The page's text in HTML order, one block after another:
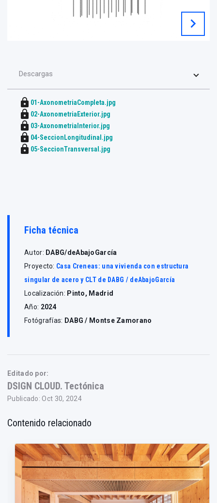
chevron_right
Descargas
lock 01-AxonometriaCompleta.jpg
lock 02-AxonometriaExterior.jpg
lock 03-AxonometriaInterior.jpg
lock 04-SeccionLongitudinal.jpg
lock 05-SeccionTransversal.jpg
Ficha técnica
Autor: DABG/deAbajoGarcía
Proyecto: Casa Creneas: una vivienda con estructura
singular de acero y CLT de DABG / deAbajoGarcía
Localización: Pinto, Madrid
Año: 2024
Fotógrafías: DABG / Montse Zamorano
Editado por:
DSIGN CLOUD. Tectónica
Publicado: Oct 30, 2024
Contenido relacionado